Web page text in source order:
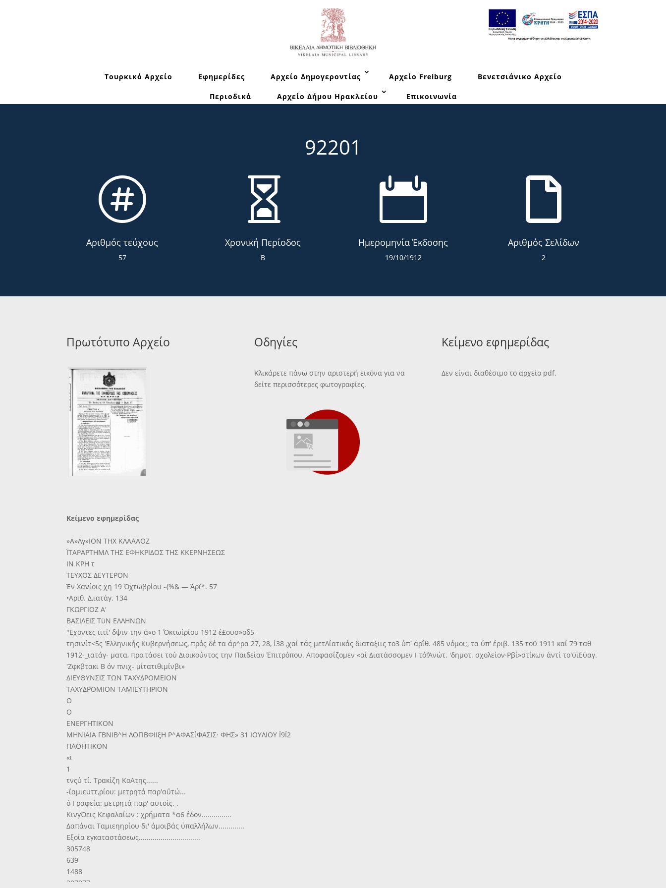
Τουρκικό Αρχείο Εφημερίδες Αρχείο Δημογεροντίας Αρχείο Freiburg Βενετσιάνικο Αρχείο
Περιοδικά Αρχείο Δήμου Ηρακλείου Επικοινωνία
92201

Αριθμός τεύχους
57

Χρονική Περίοδος
Β

Ημερομηνία Έκδοσης
19/10/1912

Αριθμός Σελίδων
2
Πρωτότυπο Αρχείο Οδηγίες
Κλικάρετε πάνω στην αριστερή εικόνα για να
δείτε περισσότερες φωτογραφίες.
Κείμενο εφημερίδας
Δεν είναι διαθέσιμο το αρχείο pdf.
Κείμενο εφημερίδας
»Α»Λγ»ΙΟΝ ΤΗΧ ΚΛΑΑΑΟΖ
ΪΤΑΡΑΡΤΗΜΛ ΤΗΣ ΕΦΗΚΡΙΔΟΣ ΤΗΣ ΚΚΕΡΝΗΣΕΩΣ
ΙΝ ΚΡΗ τ
ΤΕΥΧΟΣ ΔΕΥΤΕΡΟΝ
Έν Χανίοις χη 19 Όχτωβρίου -{%& — Άρΐ*. 57
•Αριθ. Δ,ιατάγ. 134
ΓΚΩΡΓΙΟΖ Α'
ΒΑΣΙΛΕΙΣ ΤϋΝ ΕΛΛΗΝΩΝ
"Εχοντες ϊιτΐ' δψιν την ά«ο 1 Όκτωίρίου 1912 έ£ουσ»οδ5-
τησινίτ<5ς 'Ελληνικής Κυβερνήσεως, πρός δέ τα άρ^ρα 27, 28, ί38 ,χαί τάς μετΛίατικάς διαταξιις το3 ύπ' άρΐθ. 485 νόμοι;, τα ύπ' έριβ. 135 τοϋ 1911 καί 79 ταθ
1912-_ιατάγ- ματα, προ,τάσει τού Διοικούντος την Παιδείαν Έπιτρόπου. Αποφασίζομεν «αί Διατάσσομεν Ι τό!Άνώτ. 'δημοτ. σχολείον·Ρβί»στίκων άντί το'ϋϊΕΰαγ.
'Ζφκβτακι Β όν πνιχ- μίτατιθιμίνβι»
ΔΙΕΥΘΥΝΣΙΣ ΤΩΝ ΤΑΧΥΔΡΟΜΕΙΟΝ
ΤΑΧΥΔΡΟΜΙΟΝ ΤΑΜΙΕΥΤΗΡΙΟΝ
Ο
Ο
ΕΝΕΡΓΗΤΙΚΟΝ
ΜΗΝΙΑΙΑ ΓΒΝΙΒ^Η ΛΟΓΙΒΦΙΙξΗ Ρ^ΑΦΑΣίΦΑΣΙΣ· ΦΗΣ» 31 ΙΟΥΛΙΟΥ Ϊ9Ϊ2
ΠΑΘΗΤΙΚΟΝ
«ι
1
τνςύ τί. Τρακίζη ΚοΑτης......
-ΐαμιευττ,ρίου: μετρητά παρ'αΰτώ...
ό Ι ραφεία: μετρητά παρ' αυτοίς. .
ΚινγΌεις Κεφαλαίων : χρήματα *α6 έδον...............
Δαπάναι Ταμιεηηρίου δι' άμοιβάς ύπαλλήλων.............
Εξοία εγκαταστάσεως...............................
305748
639
1488
307877